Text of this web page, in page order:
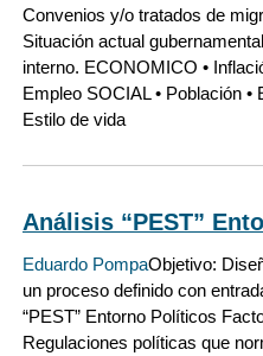
Convenios y/o tratados de
Situación actual
interno. ECONOMICO •
Empleo SOCIAL • Población
Estilo de vida
Análisis “PEST”
Eduardo PompaObjetivo:
un proceso definido con
“PEST” Entorno Políticos
Regulaciones políticas que